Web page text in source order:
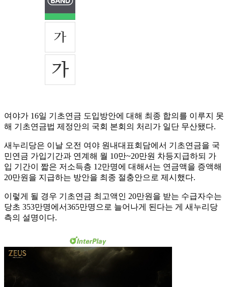
여야가 16일 기초연금 도입방안에 대해 최종 합의를 이루지 못
해 기초연금법 제정안의 국회 본회의 처리가 일단 무산됐다.
새누리당은 이날 오전 여야 원내대표회담에서 기초연금을 국
민연금 가입기간과 연계해 월 10만~20만원 차등지급하되 가
입 기간이 짧은 저소득층 12만명에 대해서는 연금액을 증액해
20만원을 지급하는 방안을 최종 절충안으로 제시했다.
이렇게 될 경우 기초연금 최고액인 20만원을 받는 수급자수는
당초 353만명에서365만명으로 늘어나게 된다는 게 새누리당
측의 설명이다.